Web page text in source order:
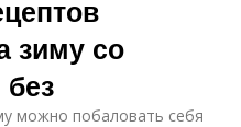
зиму со
можно побаловать себя